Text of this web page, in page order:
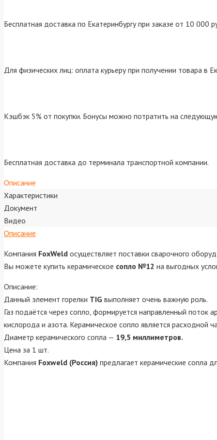
Бесплатная доставка по Екатеринбургу при заказе от 10 000
Для физических лиц: оплата курьеру при получении товара в
Кэшбэк 5% от покупки. Бонусы можно потратить на
Бесплатная доставка до терминала транспортной компании.
Описание
Характеристики
Документ
Видео
Описание
Компания FoxWeld осуществляет поставки сварочного
Вы можете купить керамическое сопло №12 на выгодных
Описание:
Данный элемент горелки TIG выполняет очень важную роль.
Газ подаётся через сопло, формируется направленный
кислорода и азота. Керамическое сопло является расходной
Диаметр керамического сопла — 19,5 миллиметров.
Цена за 1 шт.
Компания Foxweld (Россия) предлагает керамические сопла